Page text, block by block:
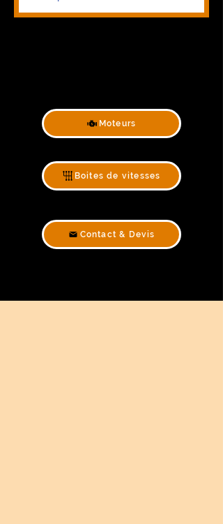
Moteurs
Boites de vitesses
Contact & Devis